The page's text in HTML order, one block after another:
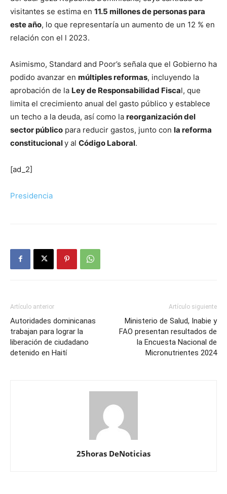
visitantes se estima en 11.5 millones de personas para
este año, lo que representaría un aumento de un 12 % en
relación con el l 2023.
Asimismo, Standard and Poor’s señala que el Gobierno ha
podido avanzar en múltiples reformas, incluyendo la
aprobación de la Ley de Responsabilidad Fiscal, que
limita el crecimiento anual del gasto público y establece
un techo a la deuda, así como la reorganización del
sector público para reducir gastos, junto con la reforma
constitucionaly al Código Laboral.
[ad_2]
Presidencia
Artículo anterior
Autoridades dominicanas
trabajan para lograr la
liberación de ciudadano
detenido en Haití
Artículo siguiente
Ministerio de Salud, Inabie y
FAO presentan resultados de
la Encuesta Nacional de
Micronutrientes 2024
25horas DeNoticias